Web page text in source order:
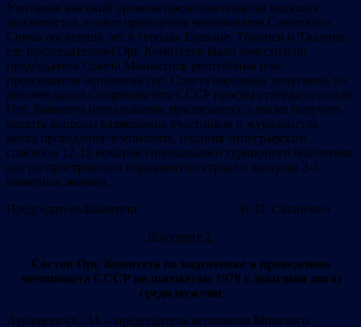
Учитывая высокий уровень представительства ведущих
шахматистов и опыт проведения чемпионатов Советского
Союза последних лет в городах Ереване, Тбилиси и Таллине,
где председателями Орг. Комитетов были заместители
председателя Совета Министров республики или
председатели исполкома гор. Совета народных депутатов, по
рекомендации Спорткомитета СССР просим утвердить состав
Орг. Комитета (предложение прилагается), а также поручить
решить вопросы размещения участников и журналистов,
места проведения чемпионата, издания типографским
способом 12-15 номеров специального турнирного бюллетеня
для распространения (продажи) по стране и выпуска 3-5
памятных значков.
Председатель Комитета В. П. Сазанович
Документ 2.
Состав Орг. Комитета по подготовке и проведению
чемпионата СССР по шахматам 1979 г. (высшая лига)
среди мужчин
Лукашевич С. М. – председатель исполкома Минского